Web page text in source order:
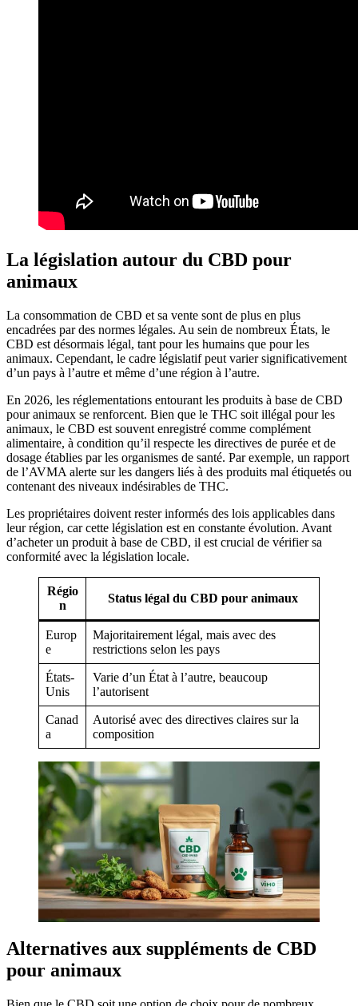
La législation autour du CBD pour
animaux
La consommation de CBD et sa vente sont de plus en plus
encadrées par des normes légales. Au sein de nombreux États, le
CBD est désormais légal, tant pour les humains que pour les
animaux. Cependant, le cadre législatif peut varier significativement
d’un pays à l’autre et même d’une région à l’autre.
En 2026, les réglementations entourant les produits à base de CBD
pour animaux se renforcent. Bien que le THC soit illégal pour les
animaux, le CBD est souvent enregistré comme complément
alimentaire, à condition qu’il respecte les directives de purée et de
dosage établies par les organismes de santé. Par exemple, un rapport
de l’AVMA alerte sur les dangers liés à des produits mal étiquetés ou
contenant des niveaux indésirables de THC.
Les propriétaires doivent rester informés des lois applicables dans
leur région, car cette législation est en constante évolution. Avant
d’acheter un produit à base de CBD, il est crucial de vérifier sa
conformité avec la législation locale.
Régio
n
Status légal du CBD pour animaux
Europ
e
Majoritairement légal, mais avec des
restrictions selon les pays
États-
Unis
Varie d’un État à l’autre, beaucoup
l’autorisent
Canad
a
Autorisé avec des directives claires sur la
composition
Alternatives aux suppléments de CBD
pour animaux